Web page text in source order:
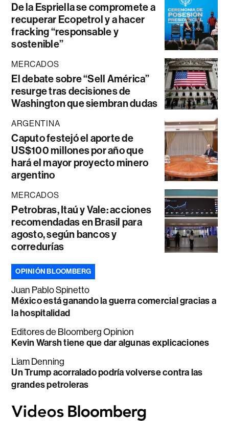
De la Espriella se compromete a
recuperar Ecopetrol y a hacer
fracking “responsable y
sostenible”
MERCADOS
El debate sobre “Sell América”
resurge tras decisiones de
Washington que siembran dudas
ARGENTINA
Caputo festejó el aporte de
US$100 millones por año que
hará el mayor proyecto minero
argentino
MERCADOS
Petrobras, Itaú y Vale: acciones
recomendadas en Brasil para
agosto, según bancos y
corredurías
OPINIÓN BLOOMBERG
Juan Pablo Spinetto
México está ganando la guerra comercial gracias a
la hospitalidad
Editores de Bloomberg Opinion
Kevin Warsh tiene que dar algunas explicaciones
Liam Denning
Un Trump acorralado podría volverse contra las
grandes petroleras